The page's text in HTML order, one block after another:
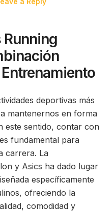
deportivas más
mantenernos en forma
este sentido, contar con
fundamental para
carrera. La
y Asics ha dado lugar
específicamente
ofreciendo la
comodidad y